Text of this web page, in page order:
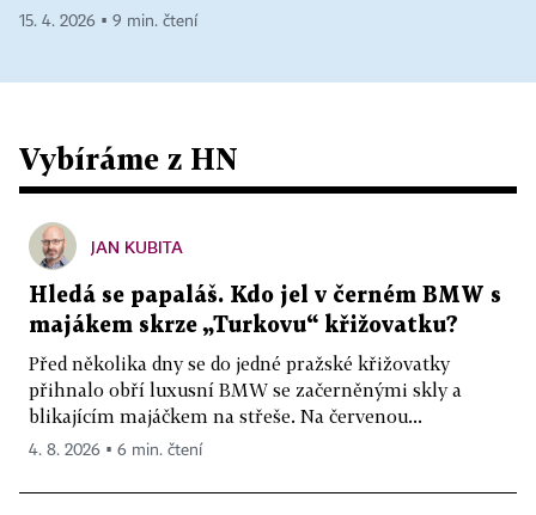
15. 4. 2026 ▪ 9 min. čtení
Vybíráme z HN
JAN KUBITA
Hledá se papaláš. Kdo jel v černém BMW s
majákem skrze „Turkovu“ křižovatku?
Před několika dny se do jedné pražské křižovatky
přihnalo obří luxusní BMW se začerněnými skly a
blikajícím majáčkem na střeše. Na červenou...
4. 8. 2026 ▪ 6 min. čtení